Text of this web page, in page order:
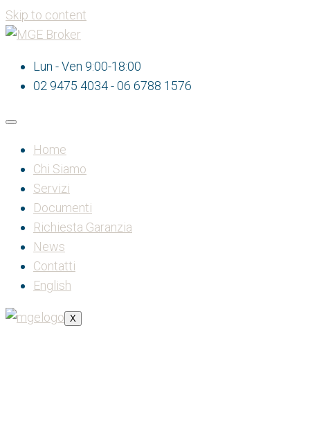
Skip to content
Lun - Ven 9:00-18:00
02 9475 4034 - 06 6788 1576
Home
Chi Siamo
Servizi
Documenti
Richiesta Garanzia
News
Contatti
English
X